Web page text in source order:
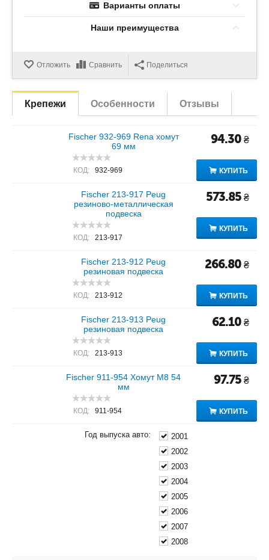
Варианты оплаты
Наши преимущества
Отложить Сравнить Поделиться
Крепежи Особенности Отзывы
Fischer 932-969 Rena хомут
69 мм
КОД: 932-969
94.30 ₴
КУПИТЬ
Fischer 213-917 Peug
резиново-металлическая
подвеска
КОД: 213-917
573.85 ₴
КУПИТЬ
Fischer 213-912 Peug
резиновая подвеска
КОД: 213-912
266.80 ₴
КУПИТЬ
Fischer 213-913 Peug
резиновая подвеска
КОД: 213-913
62.10 ₴
КУПИТЬ
Fischer 911-954 Хомут M8 54
мм
КОД: 911-954
97.75 ₴
КУПИТЬ
Год выпуска авто:
2001
2002
2003
2004
2005
2006
2007
2008